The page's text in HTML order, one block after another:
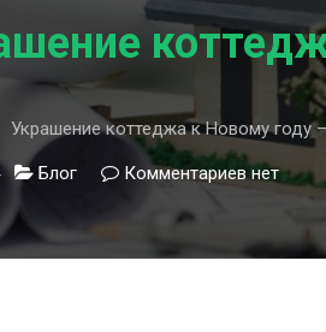
Украшение коттеджа к Новому году
Блог Комментариевк
коттеджа
нет